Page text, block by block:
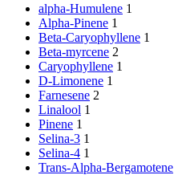
alpha-Humulene 1
Alpha-Pinene 1
Beta-Caryophyllene 1
Beta-myrcene 2
Caryophyllene 1
D-Limonene 1
Farnesene 2
Linalool 1
Pinene 1
Selina-3 1
Selina-4 1
Trans-Alpha-Bergamotene